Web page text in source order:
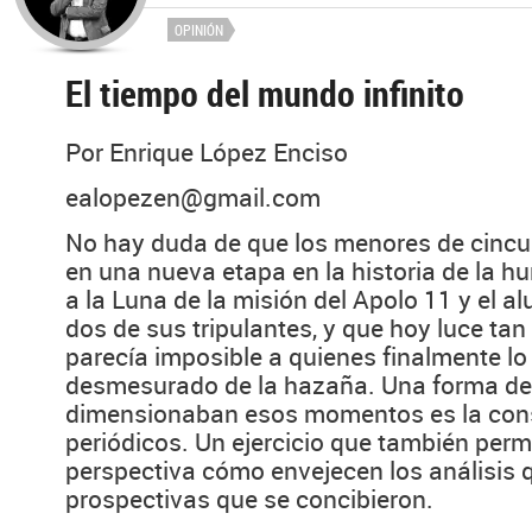
OPINIÓN
El tiempo del mundo infinito
Por Enrique López Enciso
ealopezen@gmail.com
No hay duda de que los menores de
en una nueva etapa en la historia de la
a la Luna de la misión del Apolo 11 y el
dos de sus tripulantes, y que hoy luce
parecía imposible a quienes finalmente
desmesurado de la hazaña. Una forma
dimensionaban esos momentos es la
periódicos. Un ejercicio que también
perspectiva cómo envejecen los análisis
prospectivas que se concibieron.